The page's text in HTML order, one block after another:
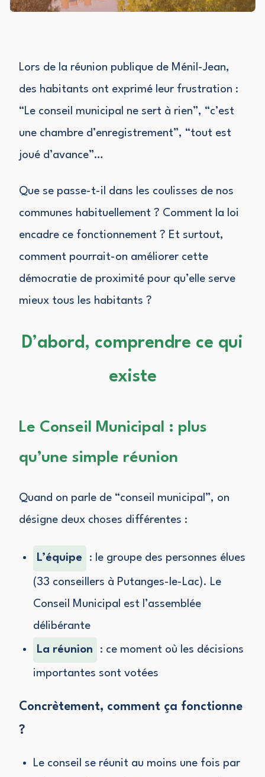
Lors de la réunion publique de Ménil-Jean,
des habitants ont exprimé leur frustration :
“Le conseil municipal ne sert à rien”, “c’est
une chambre d’enregistrement”, “tout est
joué d’avance”…
Que se passe-t-il dans les coulisses de nos
communes habituellement ? Comment la loi
encadre ce fonctionnement ? Et surtout,
comment pourrait-on améliorer cette
démocratie de proximité pour qu’elle serve
mieux tous les habitants ?
D’abord, comprendre ce qui
existe
Le Conseil Municipal : plus
qu’une simple réunion
Quand on parle de “conseil municipal”, on
désigne deux choses différentes :
L’équipe : le groupe des personnes élues
(33 conseillers à Putanges-le-Lac). Le
Conseil Municipal est l’assemblée
délibérante
La réunion : ce moment où les décisions
importantes sont votées
Concrètement, comment ça fonctionne
?
Le conseil se réunit au moins une fois par